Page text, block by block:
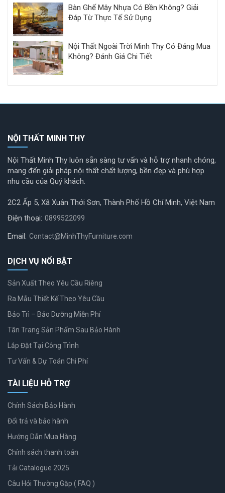
Bàn Ghế Mây Nhựa Có Bền Không? Giải
Đáp Từ Thực Tế Sử Dụng
Nội Thất Ngoài Trời Minh Thy Có Đáng Mua
Không? Đánh Giá Chi Tiết
NỘI THẤT MINH THY
Nội Thất Minh Thy luôn sẵn sàng tư vấn và hỗ trợ nhanh chóng,
mang đến giải pháp nội thất chất lượng, bền đẹp và phù hợp
nhu cầu của Quý khách.
2C2 Ấp 5, Xã Xuân Thới Sơn, Thành Phố Hồ Chí Minh, Việt Nam
Điện thoại: 0899522099
Email: Contact@MinhThyFurniture.com
DỊCH VỤ NỔI BẬT
Sản Xuất Theo Yêu Cầu Riêng
Ra Mẫu Thiết Kế Theo Yêu Cầu
Bảo Trì – Bảo Dưỡng Miễn Phí
Tân Trang Sản Phẩm Sau Bảo Hành
Lắp Đặt Tại Công Trình
Tư Vấn & Dự Toán Chi Phí
TÀI LIỆU HỖ TRỢ
Chính Sách Bảo Hành
Đổi trả và bảo hành
Hướng Dẫn Mua Hàng
Chính sách thanh toán
Tải Catalogue 2025
Câu Hỏi Thường Gặp ( FAQ )